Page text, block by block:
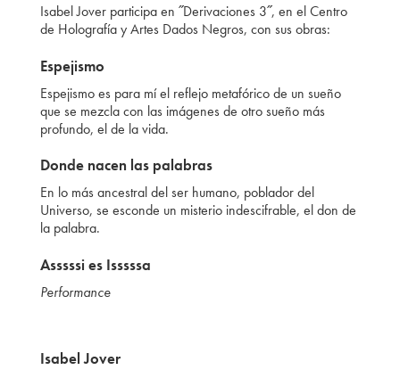
Isabel Jover participa en ˝Derivaciones 3˝, en el Centro
de Holografía y Artes Dados Negros, con sus obras:
Espejismo
Espejismo es para mí el reflejo metafórico de un sueño
que se mezcla con las imágenes de otro sueño más
profundo, el de la vida.
Donde nacen las palabras
En lo más ancestral del ser humano, poblador del
Universo, se esconde un misterio indescifrable, el don de
la palabra.
Asssssi es Isssssa
Performance
Isabel Jover